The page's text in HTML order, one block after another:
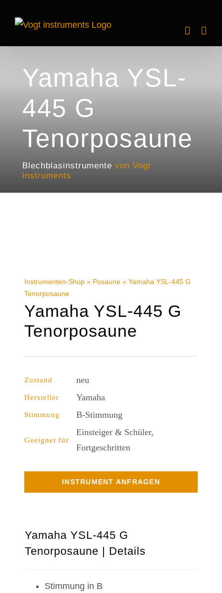
Inhalt
Yamaha YSL-
445 G
Tenorposaune
Blechblasinstrumente von Vogt
instruments
Instrumenten-Shop » Posaune »Yamaha YSL-445 G
Tenorposaune
Yamaha YSL-445 G
Tenorposaune
Zustand neu
Hersteller Yamaha
Stimmung B-Stimmung
Geeignet für
Einsteiger & Schüler,
Fortgeschritten
INSTRUMENT ANFRAGEN
Yamaha YSL-445 G
Tenorposaune | Details
Stimmung in B